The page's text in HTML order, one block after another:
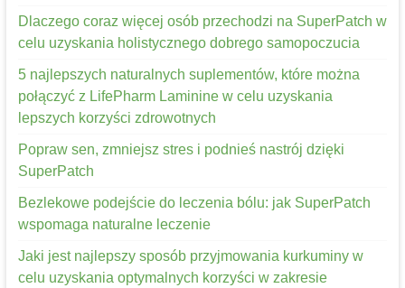
Dlaczego coraz więcej osób przechodzi na SuperPatch w
celu uzyskania holistycznego dobrego samopoczucia
5 najlepszych naturalnych suplementów, które można
połączyć z LifePharm Laminine w celu uzyskania
lepszych korzyści zdrowotnych
Popraw sen, zmniejsz stres i podnieś nastrój dzięki
SuperPatch
Bezlekowe podejście do leczenia bólu: jak SuperPatch
wspomaga naturalne leczenie
Jaki jest najlepszy sposób przyjmowania kurkuminy w
celu uzyskania optymalnych korzyści w zakresie